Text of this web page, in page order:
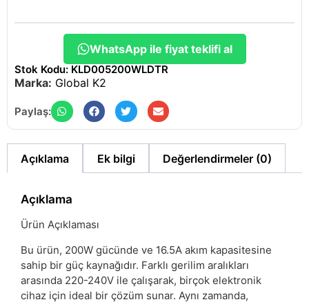
WhatsApp ile fiyat teklifi al
Stok Kodu: KLD005200WLDTR
Marka: Global K2
Paylaş:
Açıklama Ek bilgi Değerlendirmeler (0)
Açıklama
Ürün Açıklaması
Bu ürün, 200W gücünde ve 16.5A akım kapasitesine
sahip bir güç kaynağıdır. Farklı gerilim aralıkları
arasında 220-240V ile çalışarak, birçok elektronik
cihaz için ideal bir çözüm sunar. Aynı zamanda,